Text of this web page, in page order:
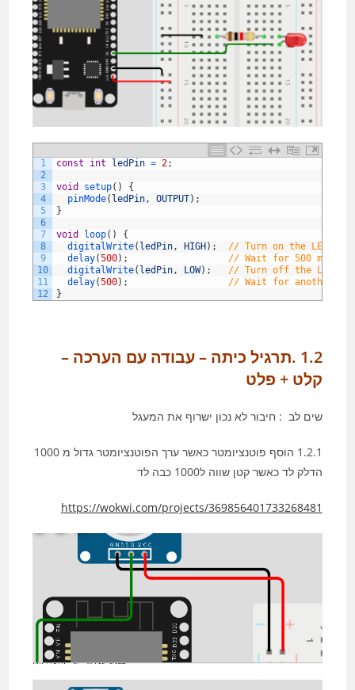
1
2
3
4
5
6
7
8
9
10
11
12
const int ledPin = 2;
void setup( )
{
pinMode( ledPin, OUTPUT) ;
}
void loop( )
{
digitalWrite( ledPin, HIGH ) ;
// Turn on the LED
delay(500) ;
// Wait for 500 ms
digitalWrite( ledPin, LOW) ;
// Turn off the LED
delay(500) ;
// Wait for another 500
}
1.2 .תרגיל כיתה – עבודה עם הערכה –
קלט + פלט
שים לב : חיבור לא נכון ישרוף את המעגל
1.2.1 הוסף פוטנציומטר כאשר ערך הפוטנציומטר גדול מ 1000
הדלק לד כאשר קטן שווה ל1000 כבה לד
https://wokwi.com/projects/369856401733268481